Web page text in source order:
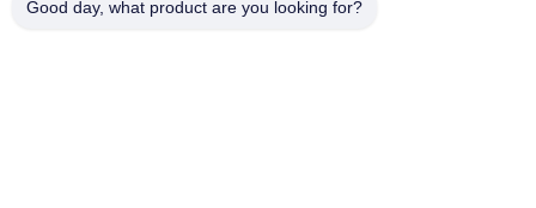
Good day, what product are you looking for?